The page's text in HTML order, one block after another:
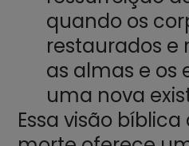
quando os
restaurados e
as almas e os
uma nova
Essa visão